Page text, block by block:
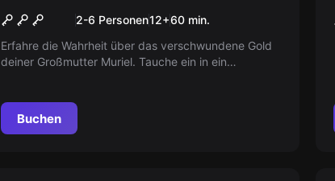
Neu
Muriels Erbe
2-6 Personen12+60 min.
Erfahre die Wahrheit über das verschwundene Gold
deiner Großmutter Muriel. Tauche ein in ein
ein geheimnisvolles Spiel in unserem Escape Room
„Muriels Erbe“ ein!
Buchen